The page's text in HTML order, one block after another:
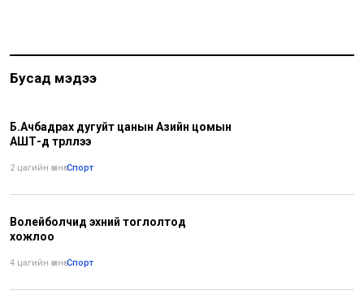
Бусад мэдээ
Б.Ачбадрах дугуйт цанын Азийн цомын
АШТ-д түрүүллээ
2 цагийн өмнө•Спорт
Волейболчид эхний тоглолтод
хожлоо
4 цагийн өмнө•Спорт